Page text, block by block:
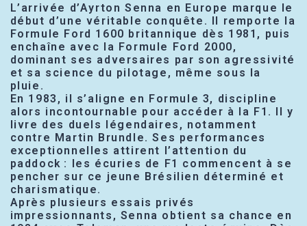
L’arrivée d’Ayrton Senna en Europe marque le
début d’une véritable conquête. Il remporte la
Formule Ford 1600 britannique dès 1981, puis
enchaîne avec la Formule Ford 2000,
dominant ses adversaires par son agressivité
et sa science du pilotage, même sous la
pluie.
En 1983, il s’aligne en Formule 3, discipline
alors incontournable pour accéder à la F1. Il y
livre des duels légendaires, notamment
contre Martin Brundle. Ses performances
exceptionnelles attirent l’attention du
paddock : les écuries de F1 commencent à se
pencher sur ce jeune Brésilien déterminé et
charismatique.
Après plusieurs essais privés
impressionnants, Senna obtient sa chance en